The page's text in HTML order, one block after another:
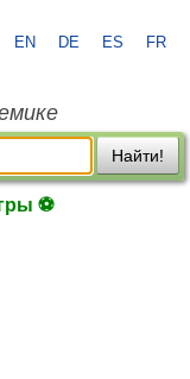
EN DE ES FR
Найти!
⚽